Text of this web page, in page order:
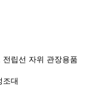
전립선 자위 관장용품
조대